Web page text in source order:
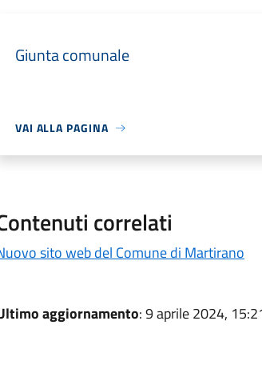
Giunta comunale
VAI ALLA PAGINA
correlati
sito web del Comune di Martirano
aggiornamento: 9 aprile 2024,